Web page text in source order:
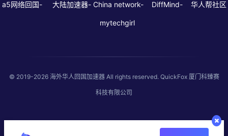
a5网络回国- 大陆加速器- China network- DiffMind- 华人帮社区
mytechgirl
© 2019-2026 海外华人回国加速器All rights reserved. QuickFox 厦门科臻赛
科技有限公司